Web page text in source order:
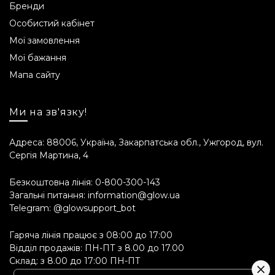
Бренди
Особистий кабінет
Мої замовлення
Мої бажання
Мапа сайту
Ми на зв'язку!
Адреса: 88006, Україна, Закарпатська обл., Ужгород, вул.
Сергія Мартина, 4
Безкоштовна лінія: 0-800-300-143
Загальні питання: information@glow.ua
Telegram: @glowsupport_bot
Гаряча лінія працює з 08:00 до 17:00
Відділ продажів: ПН-ПТ з 8.00 до 17.00
Склад: з 8.00 до 17:00 ПН-ПТ